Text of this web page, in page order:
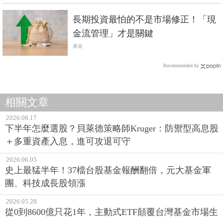
長期投資最怕的不是市場修正！「現
金流管理」才是關鍵
基金
Recommended by
相關文章
2026.06.17
下半年怎麼選股？貝萊德策略師Kruger：防禦型高息股
＋多重資產入息，進可攻退可守
2026.06.05
史上最猛半年！37檔台股基金報酬翻倍，元大基金軍
團、科技成長股領漲
2026.05.28
從0到8600億只花1年，主動式ETF顛覆台灣基金市場生